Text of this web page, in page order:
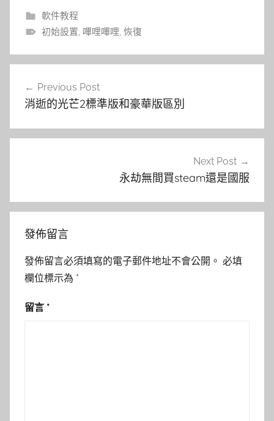
軟件教程
初始設置, 嗶哩嗶哩, 恢復
章
覽
Previous Post
消逝的光芒2標準版和豪華版區別
Next Post
永劫無間買steam還是國服
發佈留言
發佈留言必須填寫的電子郵件地址不會公開。 必填
欄位標示為 *
留言 *